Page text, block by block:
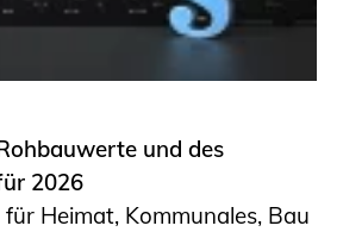
und des
2026
Heimat, Kommunales, Bau